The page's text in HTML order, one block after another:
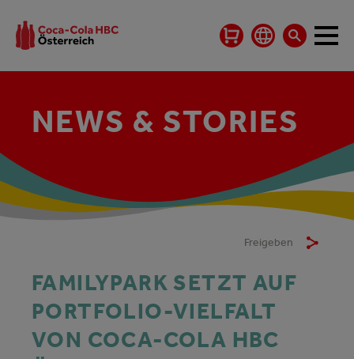
NEWS & STORIES
Freigeben
FAMILYPARK SETZT AUF
PORTFOLIO-VIELFALT
VON COCA-COLA HBC